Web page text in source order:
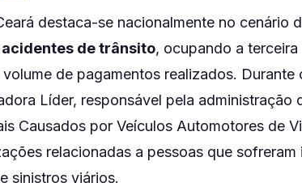
destaca-se nacionalmente no cenário
de trânsito, ocupando a
de pagamentos realizados. Durante
Líder, responsável pela administração
Causados por Veículos Automotores de
relacionadas a pessoas que
sinistros viários.